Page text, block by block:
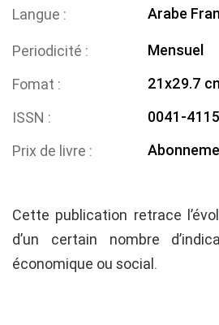
Langue
Arabe
Periodicité
Mensuel
Fomat
21x29.7
ISSN
0041-4115
Prix de livre
Cette publication retrace
d’un certain nombre
économique ou social.